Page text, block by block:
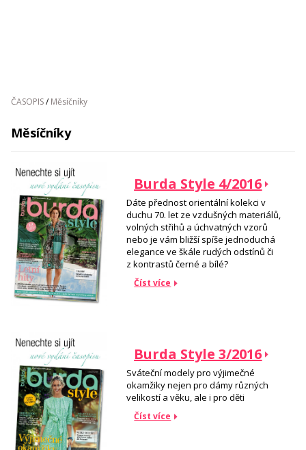
ČASOPIS/ Měsíčníky
Měsíčníky
Burda Style 4/2016
Dáte přednost orientální kolekci v
duchu 70. let ze vzdušných materiálů,
volných střihů a úchvatných vzorů
nebo je vám bližší spíše jednoduchá
elegance ve škále rudých odstínů či
z kontrastů černé a bílé?
Číst více
Burda Style 3/2016
Sváteční modely pro výjimečné
okamžiky nejen pro dámy různých
velikostí a věku, ale i pro děti
Číst více